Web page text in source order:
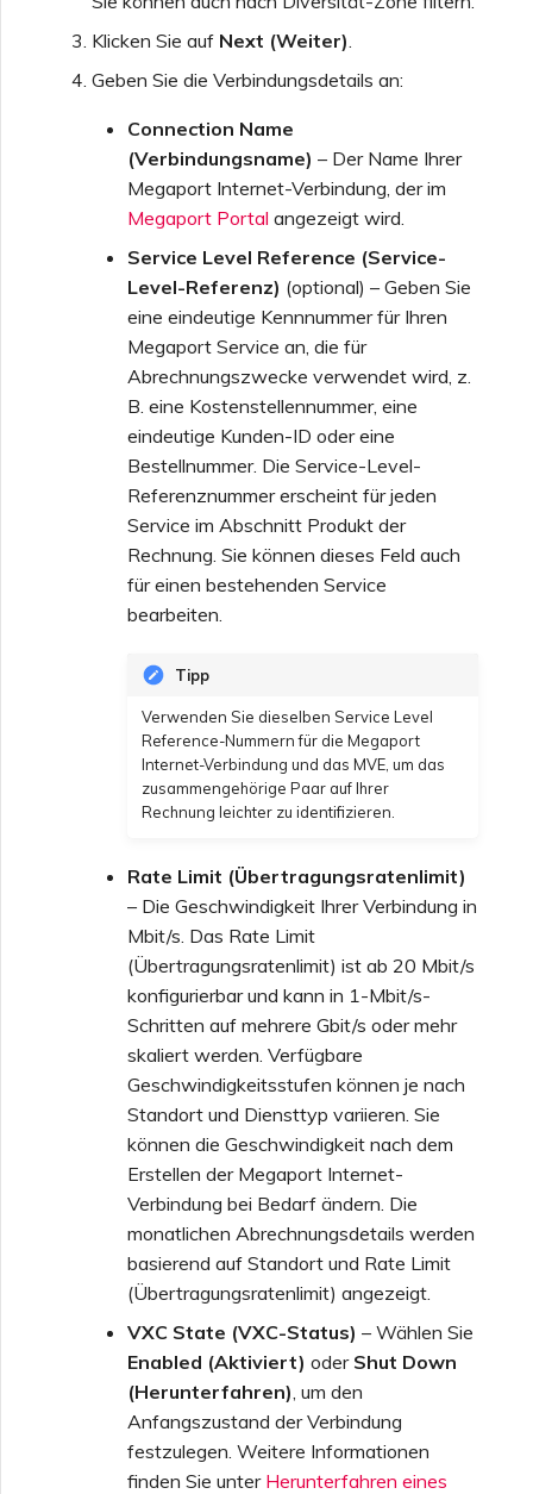
Klicken Sie auf Next (Weiter).
Geben Sie die Verbindungsdetails an:
Connection Name
(Verbindungsname) – Der Name Ihrer
Megaport Internet-Verbindung, der im
Megaport Portal angezeigt wird.
Service Level Reference (Service-
Level-Referenz) (optional) – Geben Sie
eine eindeutige Kennnummer für Ihren
Megaport Service an, die für
Abrechnungszwecke verwendet wird, z.
B. eine Kostenstellennummer, eine
eindeutige Kunden-ID oder eine
Bestellnummer. Die Service-Level-
Referenznummer erscheint für jeden
Service im Abschnitt Produkt der
Rechnung. Sie können dieses Feld auch
für einen bestehenden Service
bearbeiten.
Tipp
Verwenden Sie dieselben Service Level
Reference-Nummern für die Megaport
Internet-Verbindung und das MVE, um das
zusammengehörige Paar auf Ihrer
Rechnung leichter zu identifizieren.
Rate Limit (Übertragungsratenlimit)
– Die Geschwindigkeit Ihrer Verbindung in
Mbit/s. Das Rate Limit
(Übertragungsratenlimit) ist ab 20 Mbit/s
konfigurierbar und kann in 1-Mbit/s-
Schritten auf mehrere Gbit/s oder mehr
skaliert werden. Verfügbare
Geschwindigkeitsstufen können je nach
Standort und Diensttyp variieren. Sie
können die Geschwindigkeit nach dem
Erstellen der Megaport Internet-
Verbindung bei Bedarf ändern. Die
monatlichen Abrechnungsdetails werden
basierend auf Standort und Rate Limit
(Übertragungsratenlimit) angezeigt.
VXC State (VXC-Status) – Wählen Sie
Enabled (Aktiviert) oder Shut Down
(Herunterfahren) , um den
Anfangszustand der Verbindung
festzulegen. Weitere Informationen
finden Sie unter Herunterfahren eines